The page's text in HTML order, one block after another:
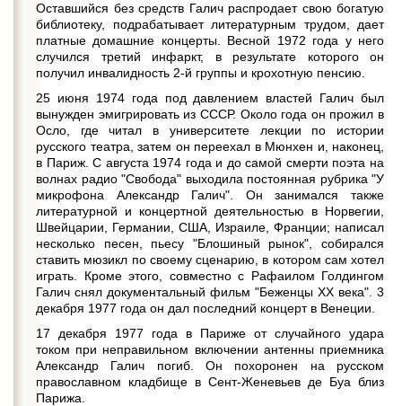
Оставшийся без средств Галич распродает свою богатую
библиотеку, подрабатывает литературным трудом, дает
платные домашние концерты. Весной 1972 года у него
случился третий инфаркт, в результате которого он
получил инвалидность 2-й группы и крохотную пенсию.
25 июня 1974 года под давлением властей Галич был
вынужден эмигрировать из СССР. Около года он прожил в
Осло, где читал в университете лекции по истории
русского театра, затем он переехал в Мюнхен и, наконец,
в Париж. С августа 1974 года и до самой смерти поэта на
волнах радио "Свобода" выходила постоянная рубрика "У
микрофона Александр Галич". Он занимался также
литературной и концертной деятельностью в Норвегии,
Швейцарии, Германии, США, Израиле, Франции; написал
несколько песен, пьесу "Блошиный рынок", собирался
ставить мюзикл по своему сценарию, в котором сам хотел
играть. Кроме этого, совместно с Рафаилом Голдингом
Галич снял документальный фильм "Беженцы XX века". 3
декабря 1977 года он дал последний концерт в Венеции.
17 декабря 1977 года в Париже от случайного удара
током при неправильном включении антенны приемника
Александр Галич погиб. Он похоронен на русском
православном кладбище в Сент-Женевьев де Буа близ
Парижа.